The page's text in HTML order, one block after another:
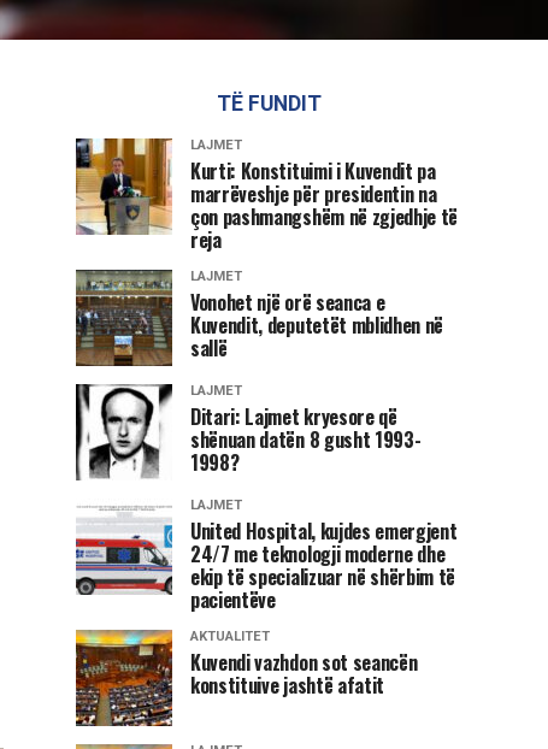
TË FUNDIT
LAJMET
Kurti: Konstituimi i Kuvendit pa
marrëveshje për presidentin na
çon pashmangshëm në zgjedhje të
reja
LAJMET
Vonohet një orë seanca e
Kuvendit, deputetët mblidhen në
sallë
LAJMET
Ditari: Lajmet kryesore që
shënuan datën 8 gusht 1993-
1998?
LAJMET
United Hospital, kujdes emergjent
24/7 me teknologji moderne dhe
ekip të specializuar në shërbim të
pacientëve
AKTUALITET
Kuvendi vazhdon sot seancën
konstituive jashtë afatit